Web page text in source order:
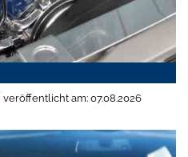
veröffentlicht am: 07.08.2026